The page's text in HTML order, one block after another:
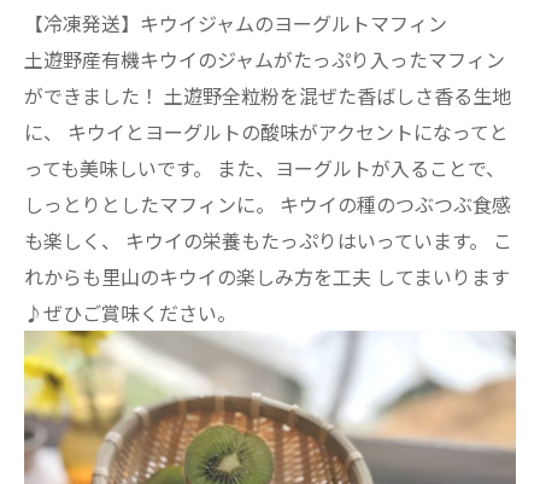
【冷凍発送】キウイジャムのヨーグルトマフィン
土遊野産有機キウイのジャムがたっぷり入ったマフィン
ができました！ 土遊野全粒粉を混ぜた香ばしさ香る生地
に、 キウイとヨーグルトの酸味がアクセントになってと
っても美味しいです。 また、ヨーグルトが入ることで、
しっとりとしたマフィンに。 キウイの種のつぶつぶ食感
も楽しく、 キウイの栄養もたっぷりはいっています。 こ
れからも里山のキウイの楽しみ方を工夫 してまいります
♪ぜひご賞味ください。